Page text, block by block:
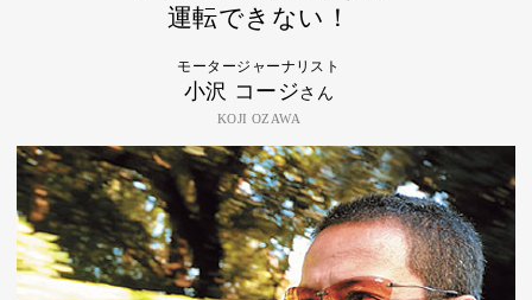
運転できない！
モータージャーナリスト
小沢 コージさん
KOJI OZAWA